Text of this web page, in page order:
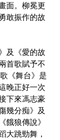
面。柳冕更
敢振作的故
及《愛的故
首歌賦予不
《舞台》是
晚正好一次
下來馮志豪
幾分痴》及
餓狼傳說》
大跳勁舞，